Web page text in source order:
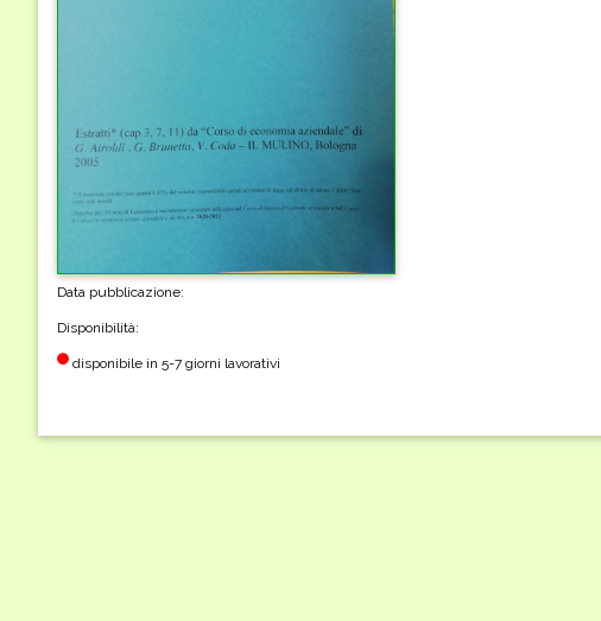
Data pubblicazione:
Disponibilità:
disponibile in 5-7 giorni lavorativi